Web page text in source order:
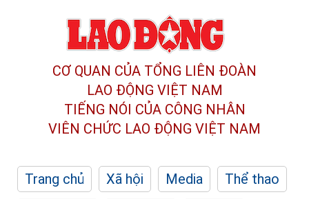
CƠ QUAN CỦA TỔNG LIÊN ĐOÀN
LAO ĐỘNG VIỆT NAM
TIẾNG NÓI CỦA CÔNG NHÂN
VIÊN CHỨC LAO ĐỘNG VIỆT NAM
Trang chủ Xã hội Media
Thể thao